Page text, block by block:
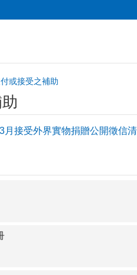
或接受之補助
月接受外界實物捐贈公開徵信